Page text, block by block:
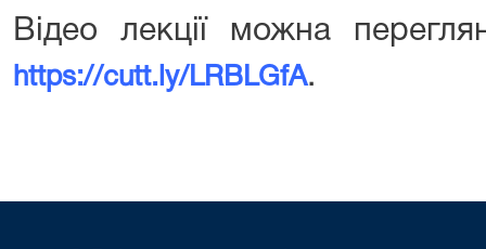
Відео лекції можна
https://cutt.ly/LRBLGfA.